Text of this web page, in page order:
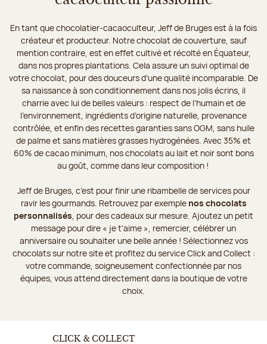
En tant que chocolatier-cacaoculteur, Jeff de Bruges est à la fois
créateur et producteur. Notre chocolat de couverture, sauf
mention contraire, est en effet cultivé et récolté en Équateur,
dans nos propres plantations. Cela assure un suivi optimal de
votre chocolat, pour des douceurs d’une qualité incomparable. De
sa naissance à son conditionnement dans nos jolis écrins, il
charrie avec lui de belles valeurs : respect de l’humain et de
l’environnement, ingrédients d’origine naturelle, provenance
contrôlée, et enfin des recettes garanties sans OGM, sans huile
de palme et sans matières grasses hydrogénées. Avec 35% et
60% de cacao minimum, nos chocolats au lait et noir sont bons
au goût, comme dans leur composition !
Jeff de Bruges, c’est pour finir une ribambelle de services pour
ravir les gourmands. Retrouvez par exemple nos chocolats
personnalisés , pour des cadeaux sur mesure. Ajoutez un petit
message pour dire « je t’aime », remercier, célébrer un
anniversaire ou souhaiter une belle année ! Sélectionnez vos
chocolats sur notre site et profitez du service Click and Collect :
votre commande, soigneusement confectionnée par nos
équipes, vous attend directement dans la boutique de votre
choix.
CLICK & COLLECT